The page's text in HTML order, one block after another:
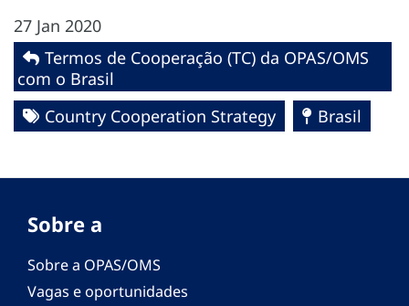
27 Jan 2020
Termos de Cooperação (TC) da OPAS/OMS
com o Brasil
Country Cooperation Strategy
Brasil
Sobre a
Sobre a OPAS/OMS
Vagas e oportunidades